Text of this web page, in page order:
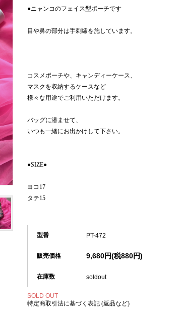
●ニャンコのフェイス型ポーチです
目や鼻の部分は手刺繍を施しています。
コスメポーチや、キャンディーケース、
マスクを収納するケースなど
様々な用途でご利用いただけます。
バッグに潜ませて、
いつも一緒にお出かけして下さい。
●SIZE●
ヨコ17
タテ15
型番 PT-472
販売価格 9,680円(税880円)
在庫数 soldout
SOLD OUT
特定商取引法に基づく表記 (返品など)